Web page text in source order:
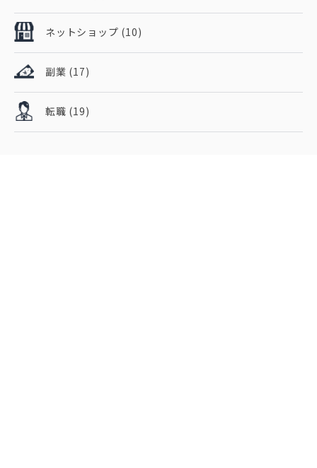
ネットショップ (10)
副業 (17)
転職 (19)